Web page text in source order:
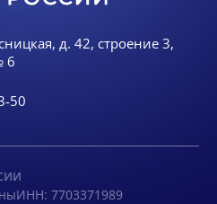
д. 42, строение 3,
6
50
ИНН: 7703371989